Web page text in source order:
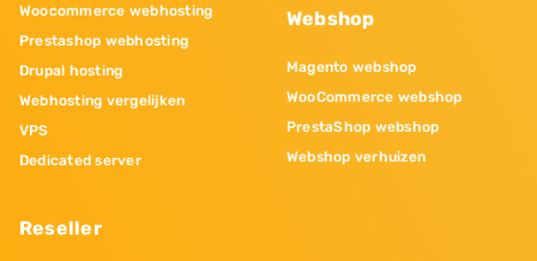
Woocommerce webhosting
Prestashop webhosting
Drupal hosting
Webhosting vergelijken
VPS
Dedicated server
Reseller
Webshop
Magento webshop
WooCommerce webshop
PrestaShop webshop
Webshop verhuizen